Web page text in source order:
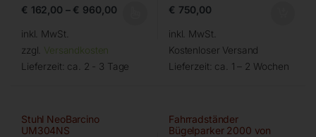
€ 162,00 – € 960,00
inkl. MwSt.
zzgl. Versandkosten
Lieferzeit: ca. 2 - 3 Tage
€ 750,00
inkl. MwSt.
Kostenloser Versand
Lieferzeit: ca. 1 – 2 Wochen
Stuhl NeoBarcino
UM304NS
Fahrradständer
Bügelparker 2000 von